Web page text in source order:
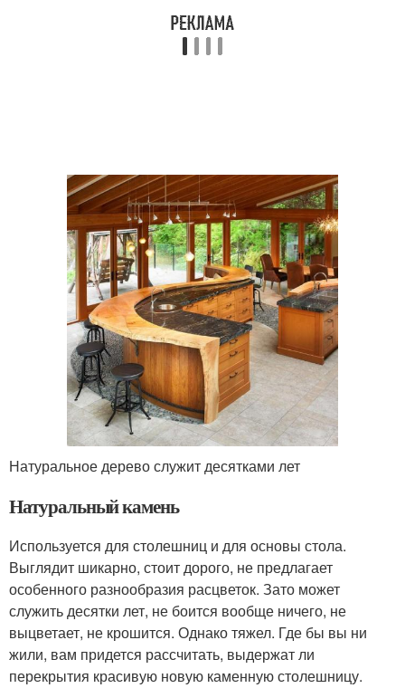
Натуральное дерево служит десятками лет
Натуральный камень
Используется для столешниц и для основы стола.
Выглядит шикарно, стоит дорого, не предлагает
особенного разнообразия расцветок. Зато может
служить десятки лет, не боится вообще ничего, не
выцветает, не крошится. Однако тяжел. Где бы вы ни
жили, вам придется рассчитать, выдержат ли
перекрытия красивую новую каменную столешницу.